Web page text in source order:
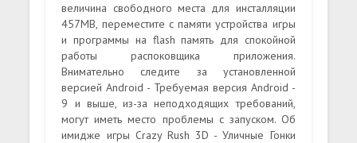
величина свободного места для инсталляции
457MB, переместите с памяти устройства игры
и программы на flash память для спокойной
работы распоковщика приложения.
Внимательно следите за установленной
версией Android - Требуемая версия Android -
9 и выше, из-за неподходящих требований,
могут иметь место проблемы с запуском. Об
имидже игры Crazy Rush 3D - Уличные Гонки